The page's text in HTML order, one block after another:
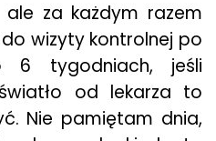
za każdym razem
wizyty kontrolnej po
6 tygodniach, jeśli
od lekarza to
Nie pamiętam dnia,